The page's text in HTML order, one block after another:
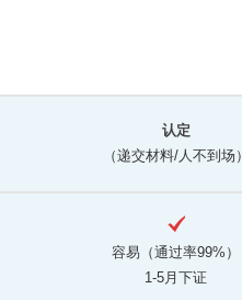
认定
（递交材料/人不到场）
容易（通过率99%）
1-5月下证